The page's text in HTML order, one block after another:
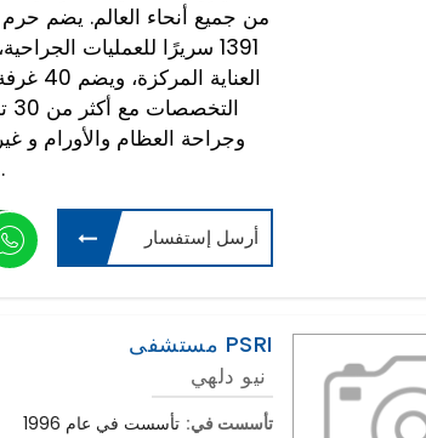
طبيب وجراح.
أرسل إستفسار
مستشفى PSRI
نيو دلهي
تأسست في: تأسست في عام 1996